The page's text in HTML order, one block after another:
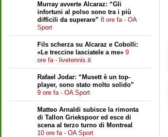
Murray avverte Alcaraz: “Gli
infortuni al polso sono tra i più
difficili da superare” 8 ore fa - OA
Sport
Fils scherza su Alcaraz e Cobolli:
«Le treccine lasciatele a me» 9
ore fa - livetennis.it
Rafael Jodar: “Musett è un top-
player, sono stato molto solido”
9 ore fa - OA Sport
Matteo Arnaldi subisce la rimonta
di Tallon Griekspoor ed esce di
scena al terzo turno di Montreal
10 ore fa - OA Sport